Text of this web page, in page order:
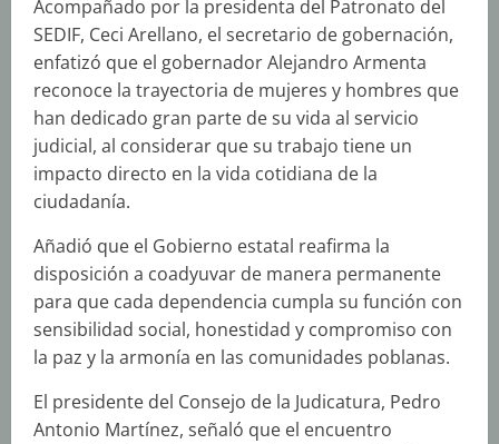
Acompañado por la presidenta del Patronato del
SEDIF, Ceci Arellano, el secretario de gobernación,
enfatizó que el gobernador Alejandro Armenta
reconoce la trayectoria de mujeres y hombres que
han dedicado gran parte de su vida al servicio
judicial, al considerar que su trabajo tiene un
impacto directo en la vida cotidiana de la
ciudadanía.
Añadió que el Gobierno estatal reafirma la
disposición a coadyuvar de manera permanente
para que cada dependencia cumpla su función con
sensibilidad social, honestidad y compromiso con
la paz y la armonía en las comunidades poblanas.
El presidente del Consejo de la Judicatura, Pedro
Antonio Martínez, señaló que el encuentro